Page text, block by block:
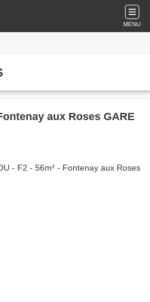
MENU
aux Roses GARE